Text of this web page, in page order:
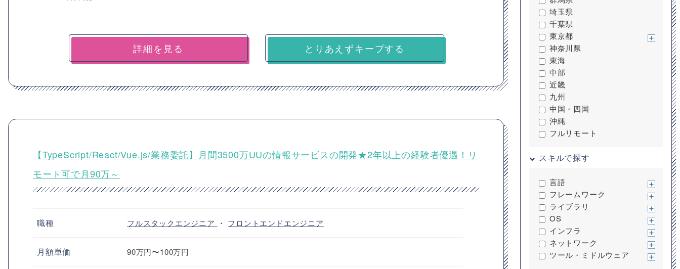
詳細を見る とりあえずキープする
【TypeScript/React/Vue.js/業務委託】月間3500万UUの情報サービスの開発★2年以上の経験者優遇！リ
モート可で月90万～
職種 フルスタックエンジニア ・ フロントエンドエンジニア
月額単価 90万円〜100万円
埼玉県
千葉県
東京都
神奈川県
東海
中部
近畿
九州
中国・四国
沖縄
フルリモート
スキルで探す
言語
フレームワーク
ライブラリ
OS
インフラ
ネットワーク
ツール・ミドルウェア